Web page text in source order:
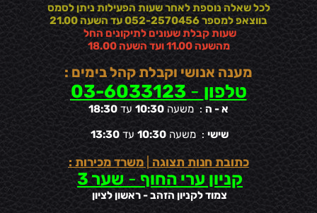
לכל שאלה נוספת לאחר שעות הפעילות ניתן לסמס
בווצאפ למספר 052-2570456 עד השעה 21.00
שעות קבלת שעונים לתיקונים החל
מהשעה 11.00 ועד השעה 18.00
מענה אנושי וקבלת קהל בימים :
טלפון -
03-6033123
א - ה : משעה 10:30 עד 18:30
שישי : משעה10:30עד13:30
כתובת חנות תצוגה |משרד מכירות :
קניון ערי החוף- שער 3
צמוד לקניון הזהב - ראשון לציון